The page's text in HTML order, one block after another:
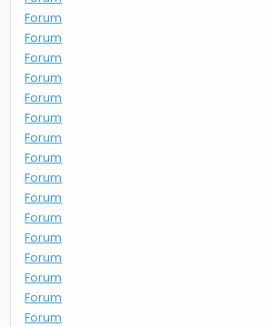
Forum
Forum
Forum
Forum
Forum
Forum
Forum
Forum
Forum
Forum
Forum
Forum
Forum
Forum
Forum
Forum